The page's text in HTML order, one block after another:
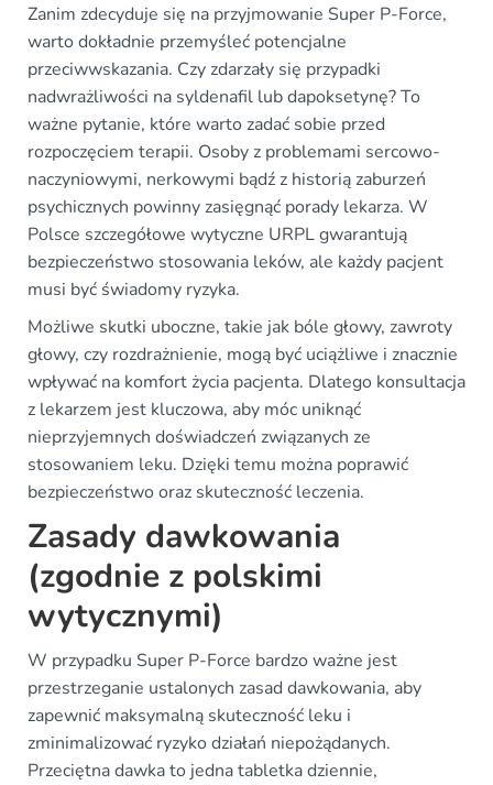
Zanim zdecyduje się na przyjmowanie Super P-Force,
warto dokładnie przemyśleć potencjalne
przeciwwskazania. Czy zdarzały się przypadki
nadwrażliwości na syldenafil lub dapoksetynę? To
ważne pytanie, które warto zadać sobie przed
rozpoczęciem terapii. Osoby z problemami sercowo-
naczyniowymi, nerkowymi bądź z historią zaburzeń
psychicznych powinny zasięgnąć porady lekarza. W
Polsce szczegółowe wytyczne URPL gwarantują
bezpieczeństwo stosowania leków, ale każdy pacjent
musi być świadomy ryzyka.
Możliwe skutki uboczne, takie jak bóle głowy, zawroty
głowy, czy rozdrażnienie, mogą być uciążliwe i znacznie
wpływać na komfort życia pacjenta. Dlatego konsultacja
z lekarzem jest kluczowa, aby móc uniknąć
nieprzyjemnych doświadczeń związanych ze
stosowaniem leku. Dzięki temu można poprawić
bezpieczeństwo oraz skuteczność leczenia.
Zasady dawkowania
(zgodnie z polskimi
wytycznymi)
W przypadku Super P-Force bardzo ważne jest
przestrzeganie ustalonych zasad dawkowania, aby
zapewnić maksymalną skuteczność leku i
zminimalizować ryzyko działań niepożądanych.
Przeciętna dawka to jedna tabletka dziennie,